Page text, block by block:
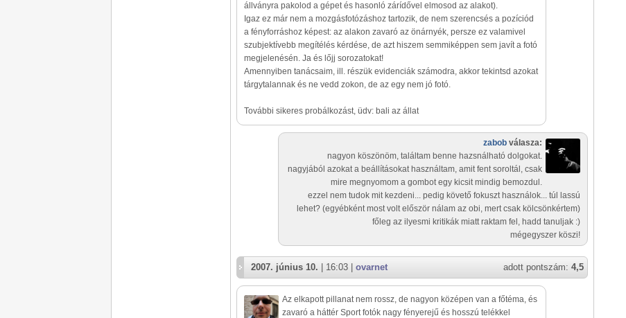
állványra pakolod a gépet és hasonló zárídővel elmosod az alakot).
Igaz ez már nem a mozgásfotózáshoz tartozik, de nem szerencsés a pozíciód
a fényforráshoz képest: az alakon zavaró az önárnyék, persze ez valamivel
szubjektívebb megítélés kérdése, de azt hiszem semmiképpen sem javít a fotó
megjelenésén. Ja és lőjj sorozatokat!
Amennyiben tanácsaim, ill. részük evidenciák számodra, akkor tekintsd azokat
tárgytalannak és ne vedd zokon, de az egy nem jó fotó.
További sikeres probálkozást, üdv: bali az állat
zabob válasza:
nagyon köszönöm, találtam benne hazsnálható dolgokat.
nagyjából azokat a beállításokat használtam, amit fent soroltál, csak
mire megnyomom a gombot egy kicsit mindig bemozdul.
ezzel nem tudok mit kezdeni... pedig követő fokuszt használok... túl lassú
lehet? (egyébként most volt először nálam az obi, mert csak kölcsönkértem)
főleg az ilyesmi kritikák miatt raktam fel, hadd tanuljak :)
mégegyszer köszi!
adott pontszám: 4,5
2007. június 10. | 16:03 | ovarnet
Az elkapott pillanat nem rossz, de nagyon középen van a főtéma, és
zavaró a háttér Sport fotók nagy fényerejű és hosszú telékkel